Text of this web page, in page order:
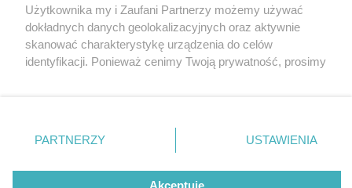
Apartamenty Jankego,
Katowice, Biedronka
Twojemiasto
Piekary Śląskie
Chorzów
Tarnowskie Góry
Gliwice
Skontakuj sięz nami
Kontakt
Wydawca
Redakcja
Użytkownika my i Zaufani Partnerzy możemy używać
dokładnych danych geolokalizacyjnych oraz aktywnie
skanować charakterystykę urządzenia do celów
identyfikacji. Ponieważ cenimy Twoją prywatność, prosimy
prywatności znajdujący się w lewym dolnym rogu strony
. Niektóre rodzaje przetwarzania danych nie wymagają
zgody użytkownika, ale masz prawo sprzeciwić się
takiemu przetwarzaniu. Preferencje będą miały
PARTNERZY USTAWIENIA
Akceptuję